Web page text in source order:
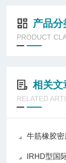
产品分
PRODUCT
相关文
RELATED
牛筋橡胶
IRHD型国